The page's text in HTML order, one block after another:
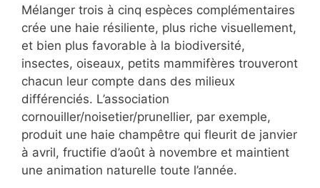
Mélanger trois à cinq espèces complémentaires
crée une haie résiliente, plus riche visuellement,
et bien plus favorable à la biodiversité,
insectes, oiseaux, petits mammifères trouveront
chacun leur compte dans des milieux
différenciés. L’association
cornouiller/noisetier/prunellier, par exemple,
produit une haie champêtre qui fleurit de janvier
à avril, fructifie d’août à novembre et maintient
une animation naturelle toute l’année.